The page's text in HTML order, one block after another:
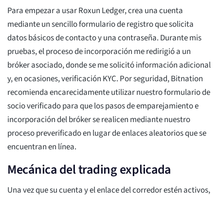
Para empezar a usar Roxun Ledger, crea una cuenta
mediante un sencillo formulario de registro que solicita
datos básicos de contacto y una contraseña. Durante mis
pruebas, el proceso de incorporación me redirigió a un
bróker asociado, donde se me solicitó información adicional
y, en ocasiones, verificación KYC. Por seguridad, Bitnation
recomienda encarecidamente utilizar nuestro formulario de
socio verificado para que los pasos de emparejamiento e
incorporación del bróker se realicen mediante nuestro
proceso preverificado en lugar de enlaces aleatorios que se
encuentran en línea.
Mecánica del trading explicada
Una vez que su cuenta y el enlace del corredor estén activos,